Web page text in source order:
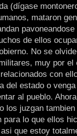
(dígase
mataron
de ellos
No se
muy por el
con
del estado o
al pueblo.
los juzgan
lo que ellos
que estoy